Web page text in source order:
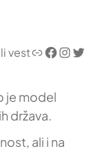
vestLink Facebook InstagramTwitter
je model
država.
ali i na